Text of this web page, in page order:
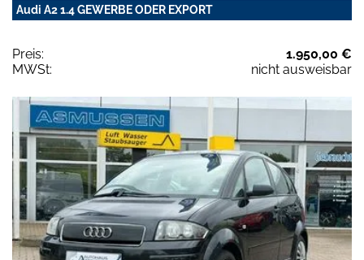
Audi A2 1.4 GEWERBE ODER EXPORT
Preis:
1.950,00 €
MWSt:
nicht ausweisbar